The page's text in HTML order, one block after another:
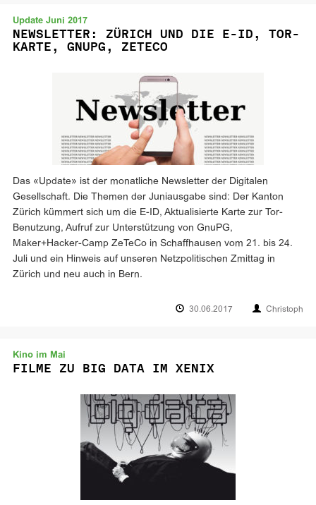
Update Juni 2017
NEWSLETTER: ZÜRICH UND DIE E-ID, TOR-
KARTE, GNUPG, ZETECO
Das «Update» ist der monatliche Newsletter der Digitalen
Gesellschaft. Die Themen der Juniausgabe sind: Der Kanton
Zürich kümmert sich um die E-ID, Aktualisierte Karte zur Tor-
Benutzung, Aufruf zur Unterstützung von GnuPG,
Maker+Hacker-Camp ZeTeCo in Schaffhausen vom 21. bis 24.
Juli und ein Hinweis auf unseren Netzpolitischen Zmittag in
Zürich und neu auch in Bern.
30.06.2017 Christoph
Kino im Mai
FILME ZU BIG DATA IM XENIX